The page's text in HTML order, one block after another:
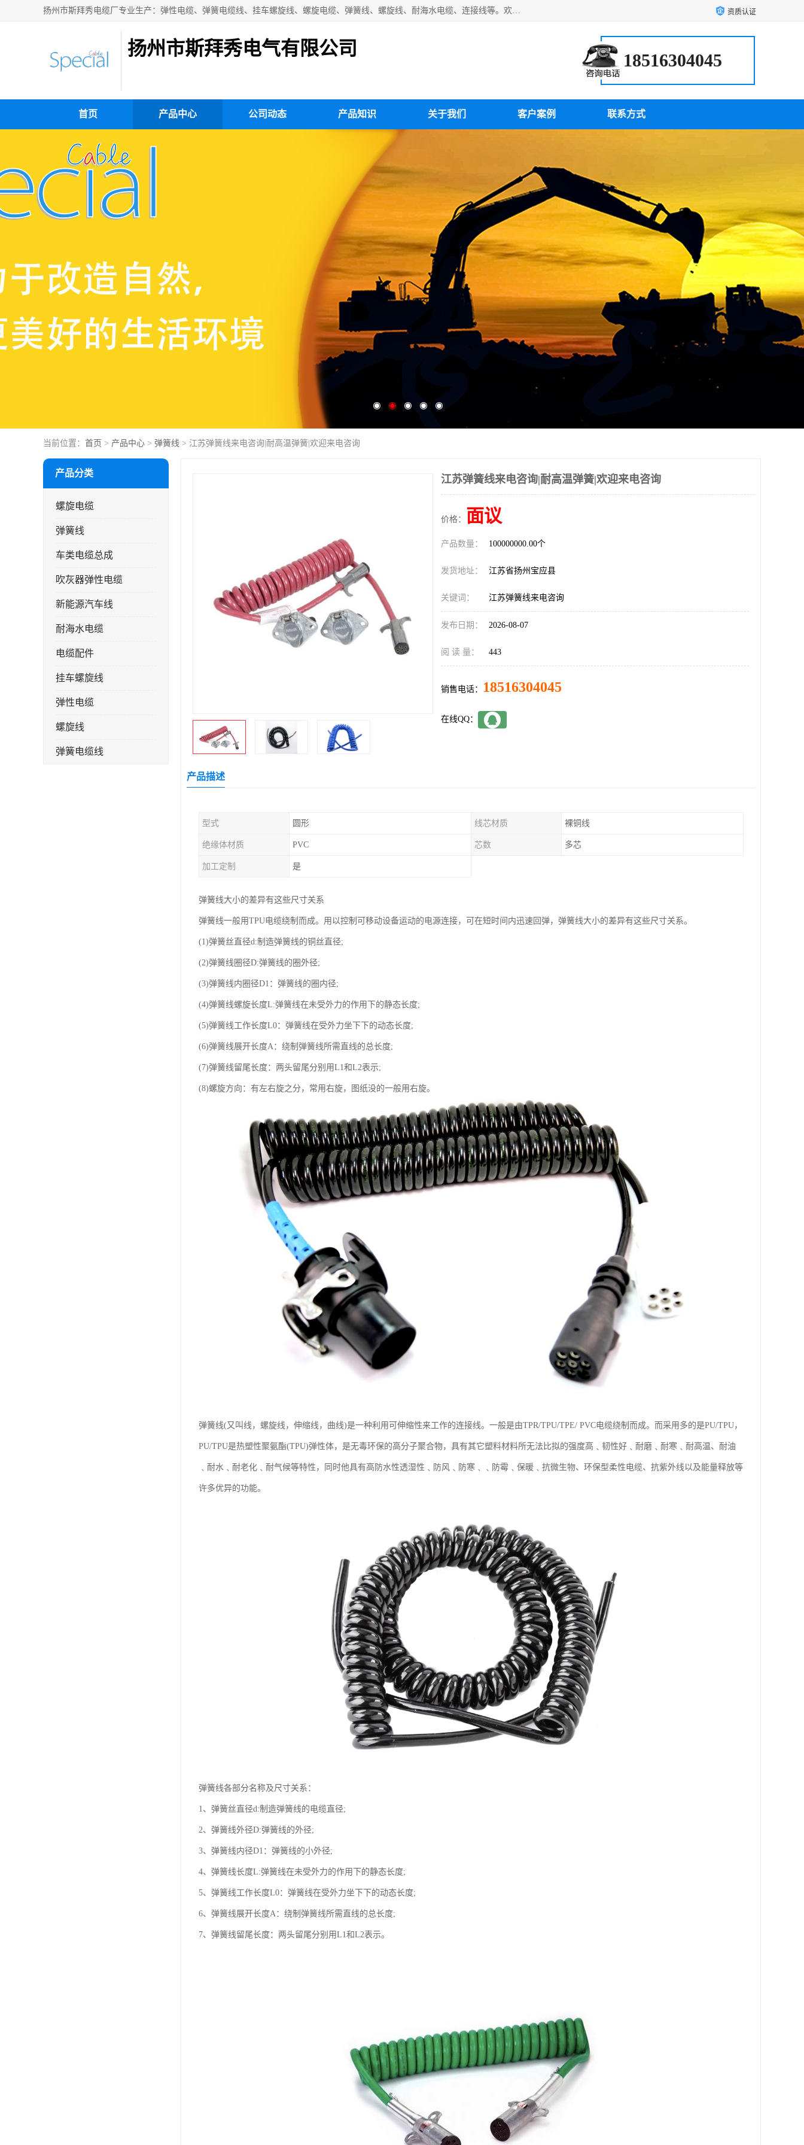
扬州市斯拜秀电缆厂专业生产：弹性电缆、弹簧电缆线、挂车螺旋线、螺旋电缆、弹簧线、螺旋线、耐海水电缆、连接线等。欢迎来电咨询！ 资质认证
扬州市斯拜秀电气有限公司
18516304045
首页 产品中心 公司动态 产品知识 关于我们 客户案例 联系方式
当前位置： 首页 > 产品中心 > 弹簧线 > 江苏弹簧线来电咨询|耐高温弹簧|欢迎来电咨询
产品分类
螺旋电缆
弹簧线
车类电缆总成
吹灰器弹性电缆
新能源汽车线
耐海水电缆
电缆配件
挂车螺旋线
弹性电缆
螺旋线
弹簧电缆线
江苏弹簧线来电咨询|耐高温弹簧|欢迎来电咨询
价格： 面议
产品数量： 100000000.00个
发货地址： 江苏省扬州宝应县
关键词： 江苏弹簧线来电咨询
发布日期： 2026-08-07
阅 读 量： 443
销售电话： 18516304045
在线QQ：
产品描述
型式 圆形 线芯材质 裸铜线
绝缘体材质 PVC 芯数 多芯
加工定制 是
弹簧线大小的差异有这些尺寸关系
弹簧线一般用TPU电缆绕制而成。用以控制可移动设备运动的电源连接，可在短时间内迅速回弹，弹簧线大小的差异有这些尺寸关系。
(1)弹簧丝直径d:制造弹簧线的铜丝直径;
(2)弹簧线圈径D:弹簧线的圈外径;
(3)弹簧线内圈径D1：弹簧线的圈内径;
(4)弹簧线螺旋长度L:弹簧线在未受外力的作用下的静态长度;
(5)弹簧线工作长度L0：弹簧线在受外力坐下下的动态长度;
(6)弹簧线展开长度A：绕制弹簧线所需直线的总长度;
(7)弹簧线留尾长度：两头留尾分别用L1和L2表示;
(8)螺旋方向：有左右旋之分，常用右旋，图纸没的一般用右旋。
弹簧线(又叫线，螺旋线，伸缩线，曲线)是一种利用可伸缩性来工作的连接线。一般是由TPR/TPU/TPE/ PVC电缆绕制而成。而采用多的是PU/TPU，
PU/TPU是热塑性聚氨酯(TPU)弹性体，是无毒环保的高分子聚合物，具有其它塑料材料所无法比拟的强度高﹑韧性好﹑耐磨﹑耐寒﹑耐高温、耐油
﹑耐水﹑耐老化﹑耐气候等特性，同时他具有高防水性透湿性﹑防风﹑防寒﹑﹑防霉﹑保暖﹑抗微生物、环保型柔性电缆、抗紫外线以及能量释放等
许多优异的功能。
弹簧线各部分名称及尺寸关系：
1、弹簧丝直径d:制造弹簧线的电缆直径;
2、弹簧线外径D:弹簧线的外径;
3、弹簧线内径D1：弹簧线的小外径;
4、弹簧线长度L:弹簧线在未受外力的作用下的静态长度;
5、弹簧线工作长度L0：弹簧线在受外力坐下下的动态长度;
6、弹簧线展开长度A：绕制弹簧线所需直线的总长度;
7、弹簧线留尾长度：两头留尾分别用L1和L2表示。